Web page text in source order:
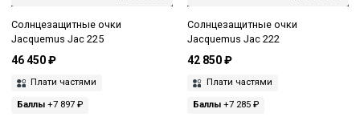
Солнцезащитные очки
Jacquemus Jac 225
46 450 ₽
Плати частями
Баллы +7 897 ₽
Солнцезащитные очки
Jacquemus Jac 222
42 850 ₽
Плати частями
Баллы+7 285 ₽